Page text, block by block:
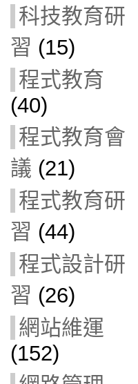
科技教育研
習 (15)
程式教育
(40)
程式教育會
議 (21)
程式教育研
習 (44)
程式設計研
習 (26)
網站維運
(152)